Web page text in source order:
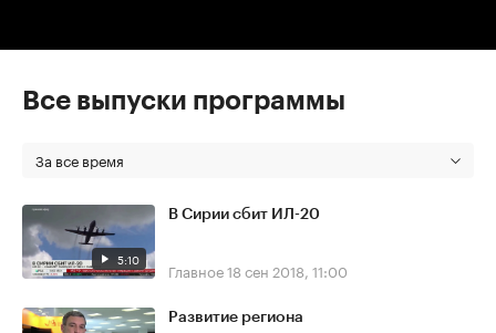
Все выпуски программы
За все время
5:10
В Сирии сбит ИЛ-20
Главное18 сен 2018, 11:00
Развитие региона